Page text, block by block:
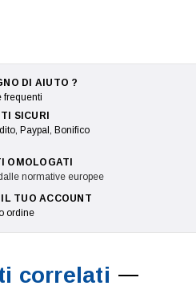
DI AIUTO ?
frequenti
SICURI
Paypal, Bonifico
OMOLOGATI
normative europee
TUO ACCOUNT
ordine
correlati